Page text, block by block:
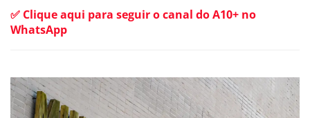
✅ Clique aqui para seguir o canal do A10+ no
WhatsApp